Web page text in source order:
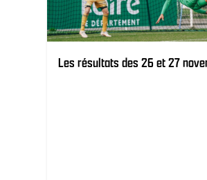
Les résultats des 26 et 27